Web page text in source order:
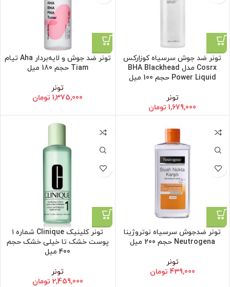
تونر ضد جوش سرسیاه کوزارکس
Cosrx مدل BHA Blackhead
Power Liquid حجم 100 میل
تونر
1,679,000 تومان
تونر ضد جوش و لایه‌بردار Aha تیام
Tiam حجم 180 میل
تونر
1,375,000 تومان
تونر ضد‌جوش سر‌سیاه نوتروژینا
Neutrogena حجم 200 میل
تونر
439,000 تومان
تونر کلینیک Clinique شماره ۱
پوست خشک تا خیلی خشک حجم
400 میل
تونر
2,459,000 تومان